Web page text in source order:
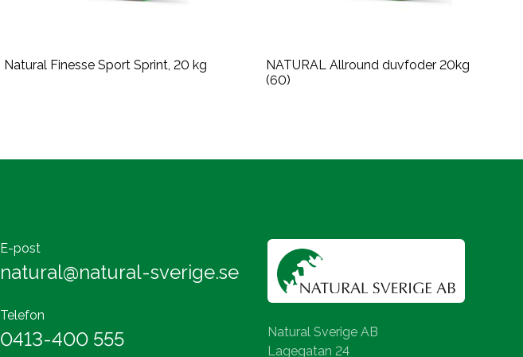
Natural Finesse Sport Sprint, 20 kg
NATURAL Allround duvfoder 20kg
(60)
E-post
natural@natural-sverige.se
Telefon
0413-400 555
Natural Sverige AB
Lagegatan 24